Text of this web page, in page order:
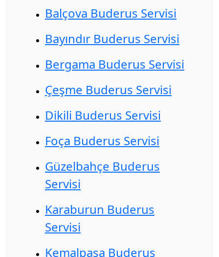
Balçova Buderus Servisi
Bayındır Buderus Servisi
Bergama Buderus Servisi
Çeşme Buderus Servisi
Dikili Buderus Servisi
Foça Buderus Servisi
Güzelbahçe Buderus
Servisi
Karaburun Buderus
Servisi
Kemalpaşa Buderus